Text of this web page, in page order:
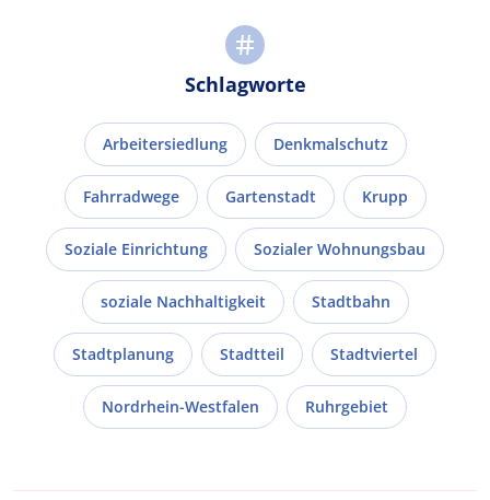
Schlagworte
Arbeitersiedlung Denkmalschutz
Fahrradwege Gartenstadt Krupp
Soziale Einrichtung Sozialer Wohnungsbau
soziale Nachhaltigkeit Stadtbahn
Stadtplanung Stadtteil Stadtviertel
Nordrhein-Westfalen Ruhrgebiet